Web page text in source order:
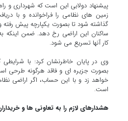
پیشنهاد دولابی این است که شهرداری و
زمین های نظامی را فراخوانده و با
گذاشته شود تا بصورت یکپارچه پیش
ساکنان این اراضی رخ دهد. ضمن اینکه
کار آنها تسریع می شود.
وی در پایان خاطرنشان کرد: با شرایطی
بصورت جزیره ای و فاقد هرگونه طرحی
خواهد زد و با این حساب، اگر اراضی
است.
هشدارهای لازم را به تعاونی ها و